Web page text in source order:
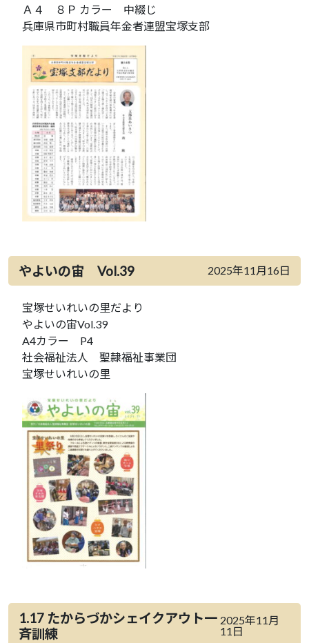
Ａ４ ８Ｐ カラー 中綴じ
兵庫県市町村職員年金者連盟宝塚支部
やよいの宙 Vol.39 2025年11月16日
宝塚せいれいの里だより
やよいの宙Vol.39
A4カラー P4
社会福祉法人 聖隷福祉事業団
宝塚せいれいの里
1.17 たからづかシェイクアウト一
斉訓練
2025年11月
11日